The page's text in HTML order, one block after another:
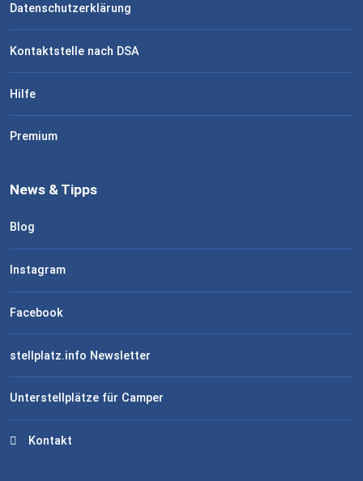
Datenschutzerklärung
Kontaktstelle nach DSA
Hilfe
Premium
News & Tipps
Blog
Instagram
Facebook
stellplatz.info Newsletter
Unterstellplätze für Camper
Kontakt